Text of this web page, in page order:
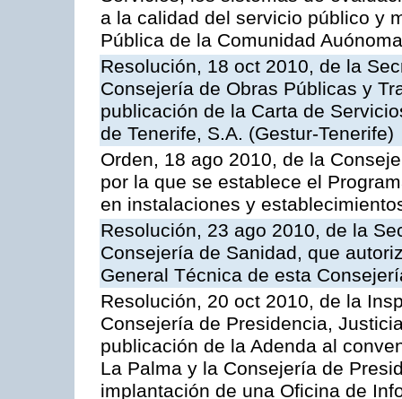
a la calidad del servicio público y
Pública de la Comunidad
Resolución, 18 oct 2010, de la
Consejería de Obras Públicas y
publicación de la Carta de
de Tenerife, S.A. (Gestur-Tenerife)
Orden, 18 ago 2010, de la
por la que se establece el
en instalaciones y
Resolución, 23 ago 2010, de la
Consejería de Sanidad, que
General Técnica de esta
Resolución, 20 oct 2010, de la
Consejería de Presidencia,
publicación de la Adenda al
La Palma y la Consejería de
implantación de una Oficina de